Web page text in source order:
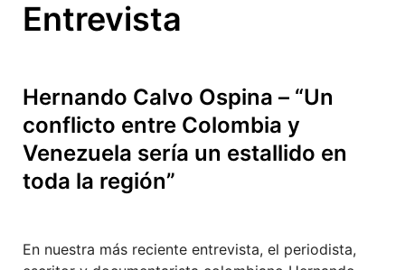
Entrevista
Hernando Calvo Ospina – “Un
conflicto entre Colombia y
Venezuela sería un estallido en
toda la región”
En nuestra más reciente entrevista, el periodista,